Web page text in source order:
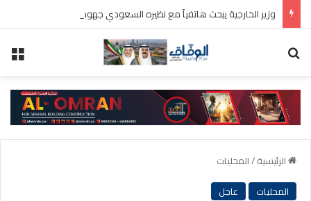
الرئيسية/المحليات
المحليات
عاجل